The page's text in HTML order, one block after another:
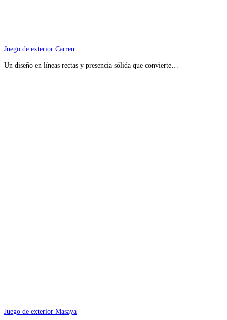
Juego de exterior Carren
Un diseño en líneas rectas y presencia sólida que convierte…
Juego de exterior Masaya